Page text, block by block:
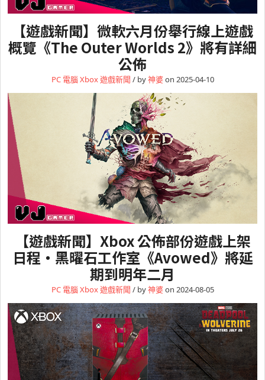
【遊戲新聞】微軟六月份舉行線上遊戲
概覽《The Outer Worlds 2》將有詳細
公佈
PC 電腦Xbox遊戲新聞 / by神婆on 2025-04-10
【遊戲新聞】Xbox 公佈部份遊戲上架
日程・黑曜石工作室《Avowed》將延
期到明年二月
PC 電腦Xbox遊戲新聞 / by神婆on 2024-08-05